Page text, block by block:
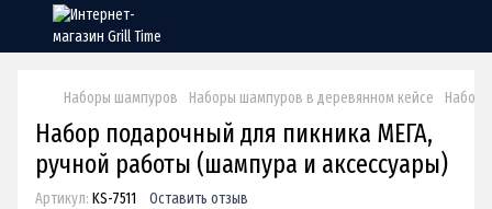
Наборы шампуров Наборы шампуров в деревянном кейсе Набор
Набор подарочный для пикника МЕГА,
ручной работы (шампура и аксессуары)
Артикул: KS-7511 Оставить отзыв